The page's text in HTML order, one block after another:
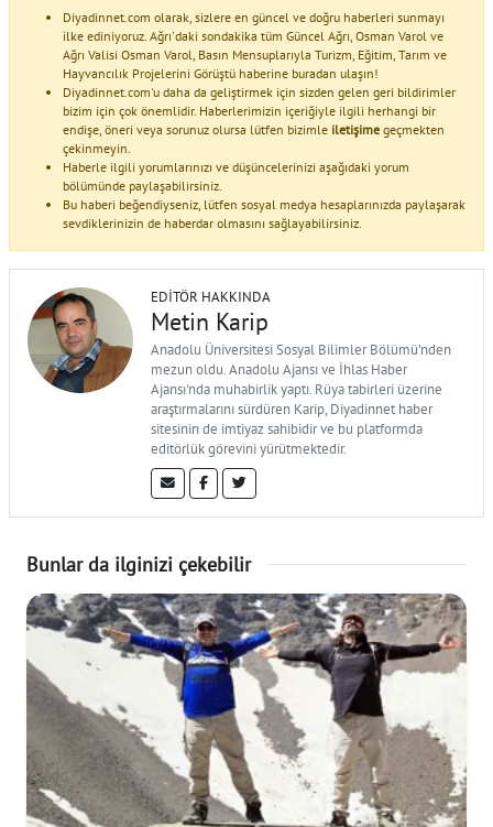
Diyadinnet.com olarak, sizlere en güncel ve doğru haberleri sunmayı
ilke ediniyoruz. Ağrı'daki sondakika tüm Güncel Ağrı, Osman Varol ve
Ağrı Valisi Osman Varol, Basın Mensuplarıyla Turizm, Eğitim, Tarım ve
Hayvancılık Projelerini Görüştü haberine buradan ulaşın!
Diyadinnet.com'u daha da geliştirmek için sizden gelen geri bildirimler
bizim için çok önemlidir. Haberlerimizin içeriğiyle ilgili herhangi bir
endişe, öneri veya sorunuz olursa lütfen bizimle iletişime geçmekten
çekinmeyin.
Haberle ilgili yorumlarınızı ve düşüncelerinizi aşağıdaki yorum
bölümünde paylaşabilirsiniz.
Bu haberi beğendiyseniz, lütfen sosyal medya hesaplarınızda paylaşarak
sevdiklerinizin de haberdar olmasını sağlayabilirsiniz.
EDITÖR HAKKINDA
Metin Karip
Anadolu Üniversitesi Sosyal Bilimler Bölümü'nden
mezun oldu. Anadolu Ajansı ve İhlas Haber
Ajansı'nda muhabirlik yaptı. Rüya tabirleri üzerine
araştırmalarını sürdüren Karip, Diyadinnet haber
sitesinin de imtiyaz sahibidir ve bu platformda
editörlük görevini yürütmektedir.
Bunlar da ilginizi çekebilir